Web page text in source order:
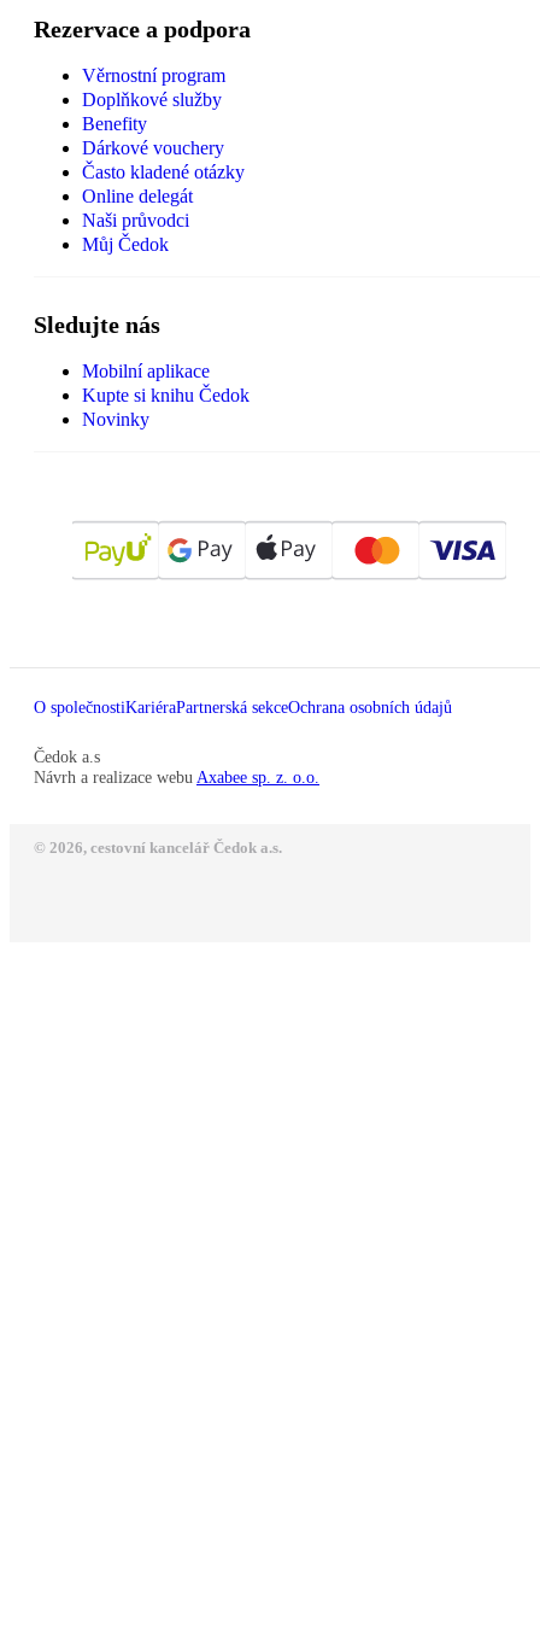
Rezervace a podpora
Věrnostní program
Doplňkové služby
Benefity
Dárkové vouchery
Často kladené otázky
Online delegát
Naši průvodci
Můj Čedok
Sledujte nás
Mobilní aplikace
Kupte si knihu Čedok
Novinky
O společnostiKariéraPartnerská sekceOchrana osobních údajů
Čedok a.s
Návrh a realizace webu Axabee sp. z. o.o.
© 2026, cestovní kancelář Čedok a.s.